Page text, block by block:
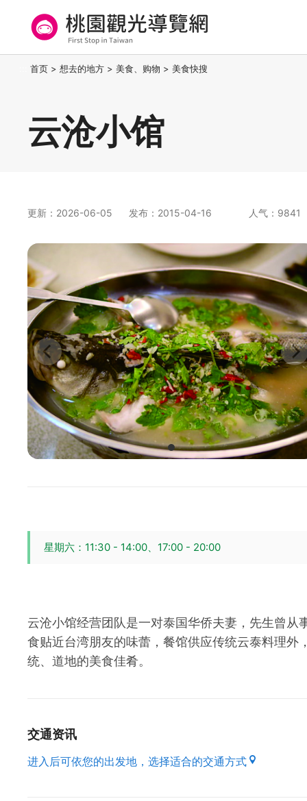
要
桃园观光导览网
首页 > 想去的地方 > 美食、购物 > 美食快搜
云沧小馆
更新：2026-06-05 发布：2015-04-16 人气：9841
星期六：11:30 - 14:00、17:00 - 20:00
云沧小馆经营团队是一对泰国华侨夫妻，先生曾
食贴近台湾朋友的味蕾，餐馆供应传统云泰料理
统、道地的美食佳肴。
交通资讯
进入后可依您的出发地，选择适合的交通方式